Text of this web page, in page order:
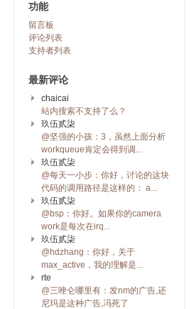
功能
留言板
评论列表
支持者列表
最新评论
chaicai
站内搜索不支持了么？
玖伍贰柒
@坚强的小孩：3，虽然上面分析
workqueue肯定会得到调...
玖伍贰柒
@每天一小步：你好，讨论的这块
代码的调用路径是这样的： a...
玖伍贰柒
@bsp：你好。如果你的camera
work是每次在irq...
玖伍贰柒
@hdzhang：你好，关于
max_active，我的理解是...
rte
@三唑仑哪里有：发nm的广告,还
尼玛是这种广告,冯死了